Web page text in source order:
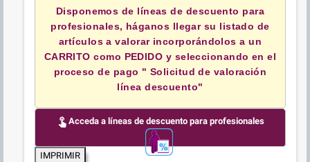
Disponemos de líneas de descuento para
profesionales, háganos llegar su listado de
artículos a valorar incorporándolos a un
CARRITO como PEDIDO y seleccionando en el
proceso de pago " Solicitud de valoración
línea descuento"
touch_app Acceda a líneas de descuento para profesionales
IMPRIMIR